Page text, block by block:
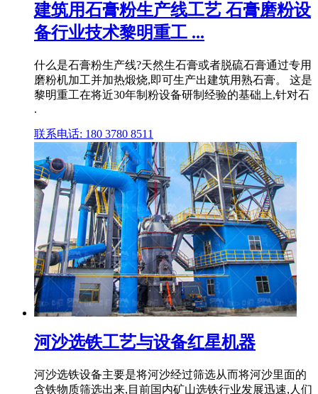
建筑用石膏粉生产线工艺 石膏磨粉设
备行业技术黎明重工 ...
什么是石膏粉生产线?天然生石膏或者脱硫石膏通过专用
磨粉机加工并加热煅烧,即可生产出建筑用熟石膏。 这是
黎明重工在将近30年制粉设备研制经验的基础上,针对石
.
联系电话: 180 3780 8511
河沙选铁工艺与设备红星机器
河沙选铁设备主要是将河沙经过筛选从而将河沙里面的
含铁物质筛选出来,目前国内矿山选铁行业发展迅速,人们